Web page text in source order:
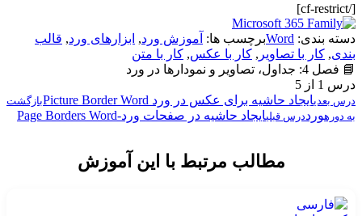
[/cf-restrict]
دسته بندی: Wordبرچسب ها: آموزش ورد, ابزارهای ورد, قالب
بندی, کار با تصاویر , کار با عکس, کار با متن
📘 فصل 4: جداول، تصاویر و نمودارها در ورد
درس 1 از 5
درس بعدیایجاد حاشیه برای عکس در ورد Picture Border Word
بازگشت
به دورهورددرس قبلیایجاد حاشیه در صفحات ورد-Page Borders Word
مطالب مرتبط با این آموزش